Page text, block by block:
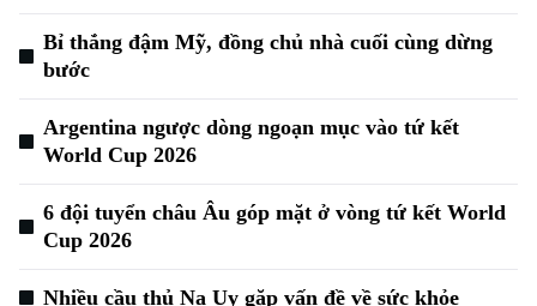
Bỉ thắng đậm Mỹ, đồng chủ nhà cuối cùng dừng
bước
Argentina ngược dòng ngoạn mục vào tứ kết
World Cup 2026
6 đội tuyển châu Âu góp mặt ở vòng tứ kết World
Cup 2026
Nhiều cầu thủ Na Uy gặp vấn đề về sức khỏe